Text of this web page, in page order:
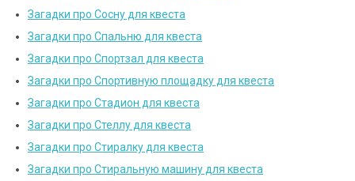
Загадки про Сосну для квеста
Загадки про Спальню для квеста
Загадки про Спортзал для квеста
Загадки про Спортивную площадку для квеста
Загадки про Стадион для квеста
Загадки про Стеллу для квеста
Загадки про Стиралку для квеста
Загадки про Стиральную машину для квеста